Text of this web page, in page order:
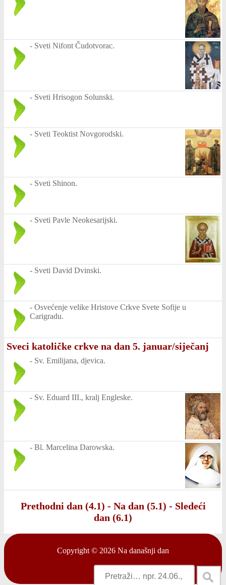
- Sveti Nifont Čudotvorac.
- Sveti Hrisogon Solunski.
- Sveti Teoktist Novgorodski.
- Sveti Shinon.
- Sveti Pavle Neokesarijski.
- Sveti David Dvinski.
- Osvećenje velike Hristove Crkve Svete Sofije u
Carigradu.
Sveci katoličke crkve na dan 5. januar/siječanj
- Sv. Emilijana, djevica.
- Sv. Eduard III., kralj Engleske.
- Bl. Marcelina Darowska.
Prethodni dan (4.1) - Na dan (5.1) - Sledeći
dan (6.1)
Copyright © 2026 Na današnji dan